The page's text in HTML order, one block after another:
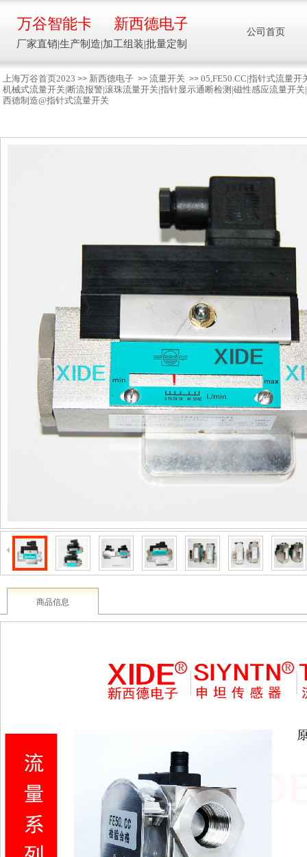
上海万谷首页2023 >> 新西德电子 >> 流量开关 >> 05,FE50.CC|指针式流量
机械式流量开关|断流报警|滚珠流量开关|指针显示通断检测|磁性感应流量开关|
西德制造@指针式流量开关
商品信息
产品详情介绍
流量‖开关‖流量计‖热导‖示流器‖压力‖变送器‖温度‖液位‖液位计
欢迎访问XIDE传感器，SIYNTN申坦传感器，新西德电子设备官网，公司
球。欢迎咨询下单，合作方式包括品牌代理、标件现货、贴牌定制、代工
流,水泥建材,造船,电线及电缆制造,采矿,市政,包装,精密机械,智能系统,电子
新西德电子
厂家直销|生产制造|加工组装|批量定制
智能卡流量压力温度液位设备
生产制造加工组装智能卡流量压力温度液
13918608088/137016
91001
2003 - 2022 / 19年
www.61588.com
万谷智能卡 公司首页